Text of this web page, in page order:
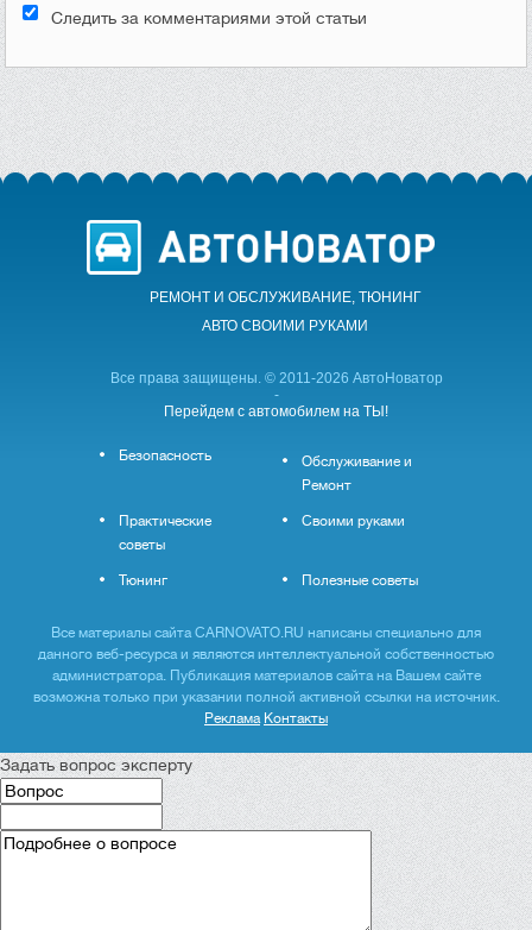
Следить за комментариями этой статьи
РЕМОНТ И ОБСЛУЖИВАНИЕ, ТЮНИНГ
АВТО CВОИМИ РУКАМИ
Все права защищены. © 2011-2026 АвтоНоватор
-
Перейдем с автомобилем на ТЫ!
Безопасность
Обслуживание и
Ремонт
Практические
советы
Своими руками
Тюнинг Полезные советы
Все материалы сайта CARNOVATO.RU написаны специально для
данного веб-ресурса и являются интеллектуальной собственностью
администратора. Публикация материалов сайта на Вашем сайте
возможна только при указании полной активной ссылки на источник.
Реклама Контакты
Задать вопрос эксперту